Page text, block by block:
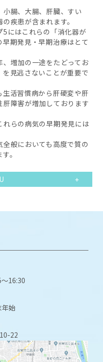
腸、大腸、肝臓、すい
疾患が含まれます。
5 にはこれらの「消化器が
期発見・早期治療はとて
増加の一途をたどってお
見逃さないことが重要で
活習慣病から肝硬変や肝
障害が増加しております
らの病気の早期発見には
般においても高度で質の
。
16:30
始
22